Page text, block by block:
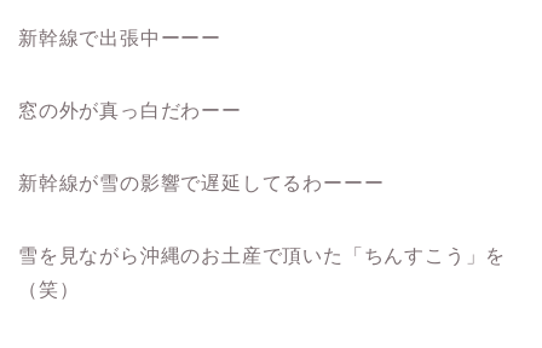
新幹線で出張中ーーー
窓の外が真っ白だわーー
新幹線が雪の影響で遅延してるわーーー
雪を見ながら沖縄のお土産で頂いた「ちんすこう」を
（笑）